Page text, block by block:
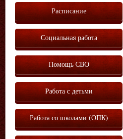
Расписание
Социальная работа
Помощь СВО
Работа с детьми
Работа со школами (ОПК)